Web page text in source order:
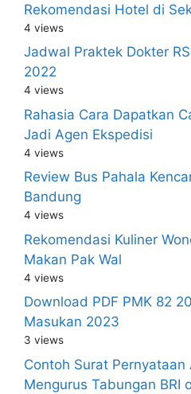
Rekomendasi Hotel di
4 views
Jadwal Praktek Dokter
2022
4 views
Rahasia Cara Dapatkan
Jadi Agen Ekspedisi
4 views
Review Bus Pahala
Bandung
4 views
Rekomendasi Kuliner
Makan Pak Wal
4 views
Download PDF PMK 82
Masukan 2023
3 views
Contoh Surat Pernyataan
Mengurus Tabungan BRI